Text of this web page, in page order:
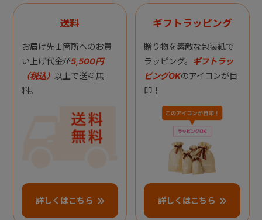
送料
お届け先１箇所へのお買
い上げ代金が5,500円
（税込） 以上で送料無
料。
詳しくはこちら
ギフトラッピング
贈り物を素敵な包装紙で
ラッピング。 ギフトラッ
ピングOKのアイコンが目
印！
詳しくはこちら